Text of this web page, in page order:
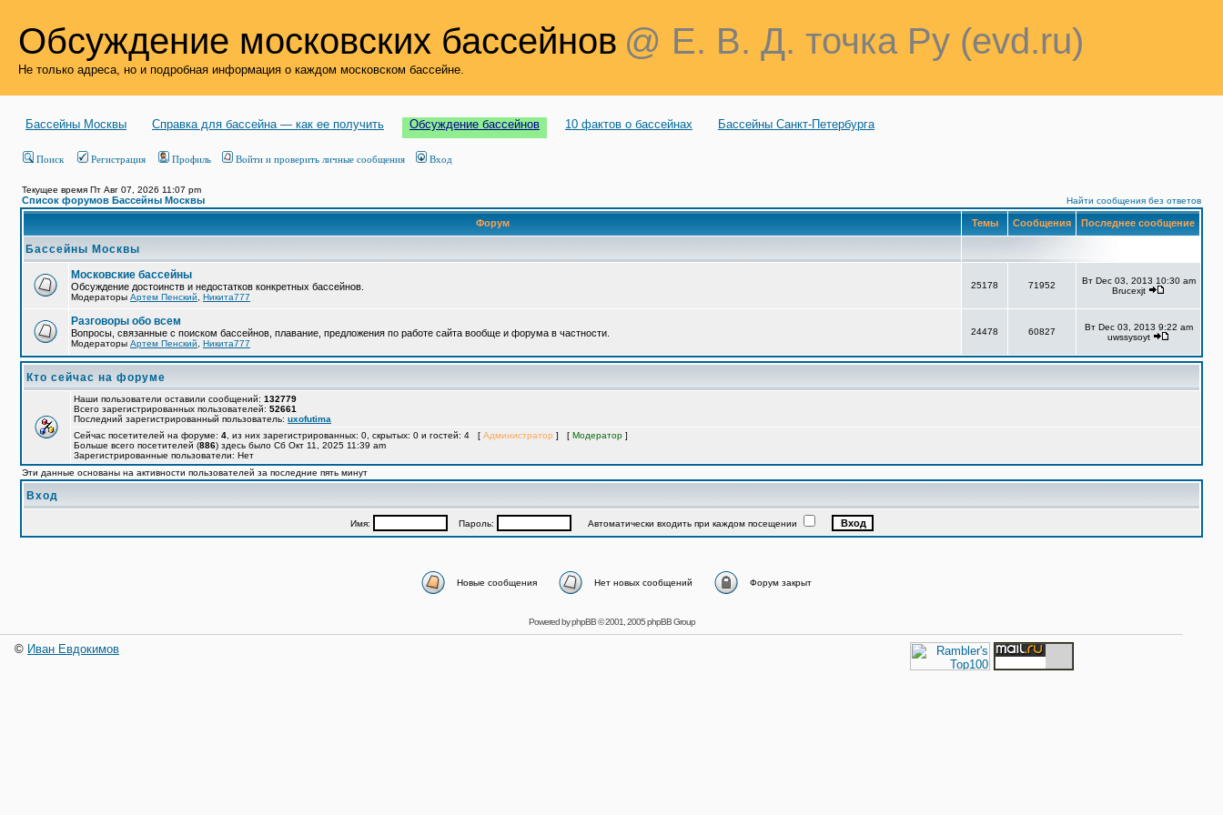
Обсуждение московских бассейнов @ Е. В. Д. точка Ру (evd.ru)
Не только адреса, но и подробная информация о каждом московском бассейне.
Бассейны Москвы Справка для бассейна — как ее получить Обсуждение бассейнов 10 фактов о бассейнах Бассейны Санкт-Петербурга
Поиск Регистрация Профиль Войти и проверить личные сообщения Вход
Текущее время Пт Авг 07, 2026 11:07 pm
Список форумов Бассейны Москвы Найти сообщения без ответов
Форум Темы Сообщения Последнее сообщение
Бассейны Москвы
Московские бассейны
Обсуждение достоинств и недостатков конкретных бассейнов.
Модераторы Артем Пенский Никита777
25178 71952
Вт Dec 03, 2013 10:30 am
Brucexjt
Разговоры обо всем
Вопросы, связанные с поиском бассейнов, плавание, предложения по работе сайта вообще и форума в частности.
Модераторы Артем Пенский Никита777
24478 60827
Вт Dec 03, 2013 9:22 am
uwssysoyt
Кто сейчас на форуме
Наши пользователи оставили сообщений: 132779
Всего зарегистрированных пользователей: 52661
Последний зарегистрированный пользователь: uxofutima
Сейчас посетителей на форуме: 4 , из них зарегистрированных: 0, скрытых: 0 и гостей: 4 [ Администратор ] [ Модератор ]
Больше всего посетителей (886) здесь было Сб Окт 11, 2025 11:39 am
Зарегистрированные пользователи: Нет
Эти данные основаны на активности пользователей за последние пять минут
Вход
Имя: Пароль: Автоматически входить при каждом посещении
Новые сообщения Нет новых сообщений Форум закрыт
Powered byphpBB© 2001, 2005 phpBB Group
© Иван Евдокимов